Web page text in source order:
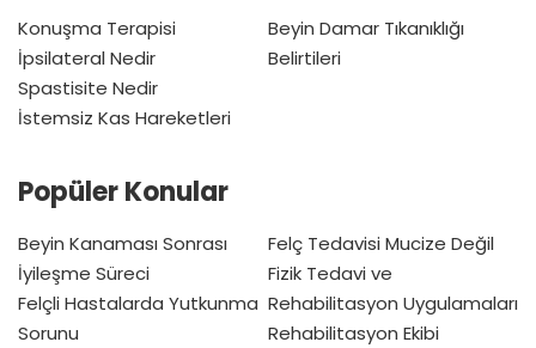
Konuşma Terapisi
İpsilateral Nedir
Spastisite Nedir
İstemsiz Kas Hareketleri
Beyin Damar Tıkanıklığı
Belirtileri
Popüler Konular
Beyin Kanaması Sonrası
İyileşme Süreci
Felçli Hastalarda Yutkunma
Sorunu
Felç Tedavisi Mucize Değil
Fizik Tedavi ve
Rehabilitasyon Uygulamaları
Rehabilitasyon Ekibi